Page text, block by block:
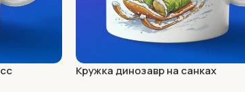
Кружка динозавр на санках